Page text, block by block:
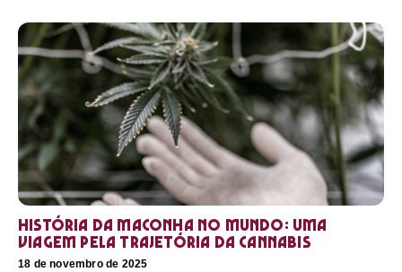
História da maconha no mundo: uma
viagem pela trajetória da cannabis
18 de novembro de 2025